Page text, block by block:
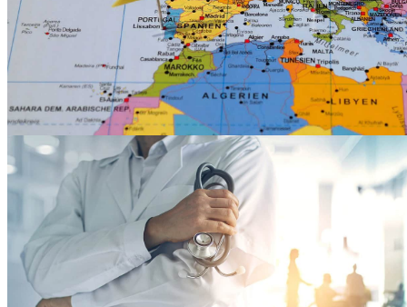
Die MCAD-Map
In diesen Orten wohnen MCAD-Familien mit dem
Willen zum persönlichem Kennenlernen und
Austausch.
zur MCAD-Map